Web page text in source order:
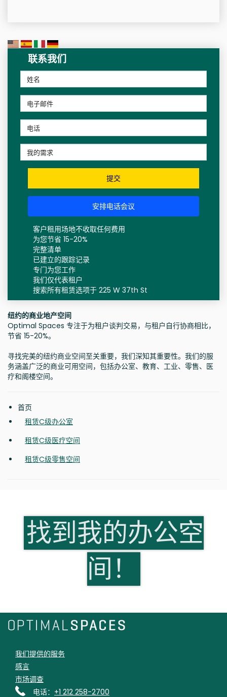
联系我们
提交
安排电话会议
客户租用场地不收取任何费用
为您节省 15-20%
完整清单
已建立的跟踪记录
专门为您工作
我们仅代表租户
搜索所有租赁选项于 225 W 37th St
纽约的商业地产空间
Optimal Spaces 专注于为租户谈判交易，与租户自行协商相比，
节省 15-20%。
寻找完美的纽约商业空间至关重要，我们深知其重要性。我们的服
务涵盖广泛的商业可用空间，包括办公室、教育、工业、零售、医
疗和阁楼空间。
首页
租赁C级办公室
租赁C级医疗空间
租赁C级零售空间
找到我的办公空
间！
我们提供的服务
感言
市场调查
电话： +1 212 258-2700